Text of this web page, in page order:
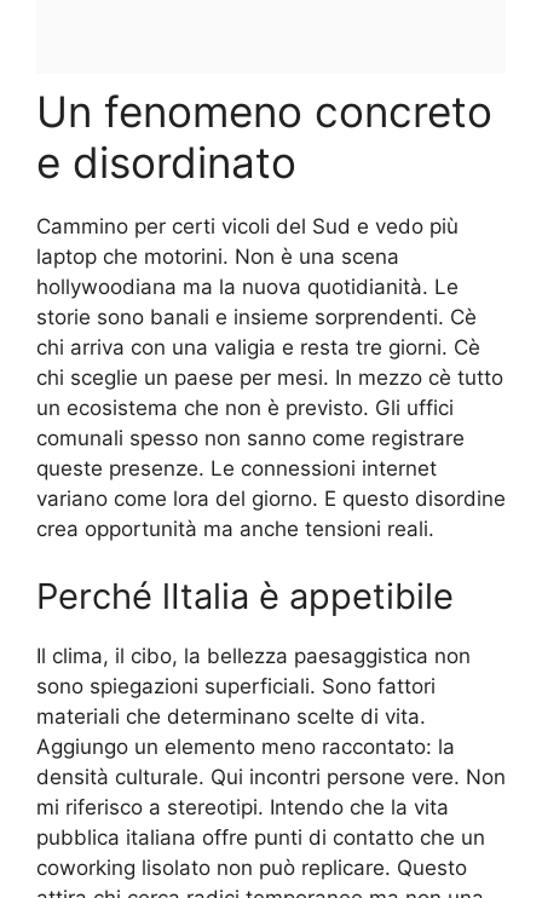
Un fenomeno concreto
e disordinato
Cammino per certi vicoli del Sud e vedo più
laptop che motorini. Non è una scena
hollywoodiana ma la nuova quotidianità. Le
storie sono banali e insieme sorprendenti. Cè
chi arriva con una valigia e resta tre giorni. Cè
chi sceglie un paese per mesi. In mezzo cè tutto
un ecosistema che non è previsto. Gli uffici
comunali spesso non sanno come registrare
queste presenze. Le connessioni internet
variano come lora del giorno. E questo disordine
crea opportunità ma anche tensioni reali.
Perché lItalia è appetibile
Il clima, il cibo, la bellezza paesaggistica non
sono spiegazioni superficiali. Sono fattori
materiali che determinano scelte di vita.
Aggiungo un elemento meno raccontato: la
densità culturale. Qui incontri persone vere. Non
mi riferisco a stereotipi. Intendo che la vita
pubblica italiana offre punti di contatto che un
coworking lisolato non può replicare. Questo